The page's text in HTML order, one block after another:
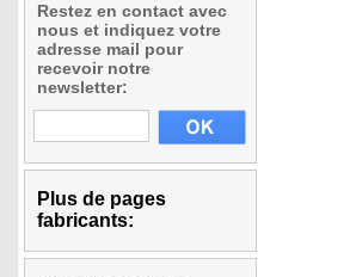
Restez en contact avec
nous et indiquez votre
adresse mail pour
recevoir notre
newsletter:
Plus de pages
fabricants: